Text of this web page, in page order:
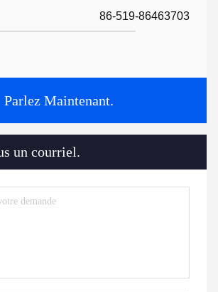
86-519-86463703
Parlez Maintenant.
un courriel.